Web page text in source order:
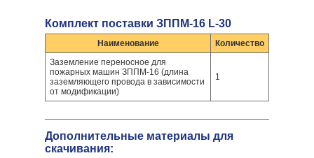
Комплект поставки ЗППМ-16 L-30
Наименование
Количество
Заземление переносное для
пожарных машин ЗППМ-16 (длина
заземляющего провода в зависимости
от модификации)
1
Дополнительные материалы для
скачивания: